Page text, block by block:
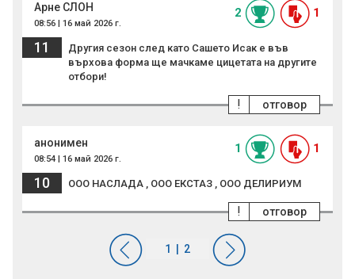
Арне СЛОН
08:56 | 16 май 2026 г.
2 1
11
Другия сезон след като Сашето Исак е във
върхова форма ще мачкаме цицетата на другите
отбори!
отговор
!
анонимен
08:54 | 16 май 2026 г.
1 1
10 ООО НАСЛАДА , ООО ЕКСТАЗ , ООО ДЕЛИРИУМ
отговор
!